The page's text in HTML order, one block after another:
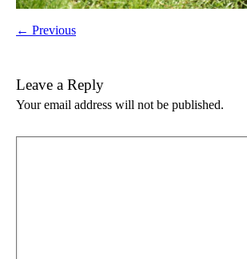
← Previous
Leave a Reply
Your email address will not be published.